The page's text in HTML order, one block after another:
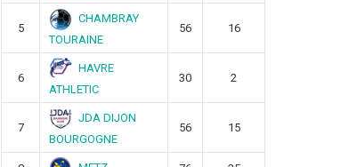
5
CHAMBRAY
TOURAINE
56 16
6
HAVRE
ATHLETIC
30 2
7
JDA DIJON
BOURGOGNE
56 15